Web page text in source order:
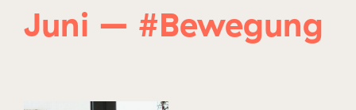
Juni – #Bewegung